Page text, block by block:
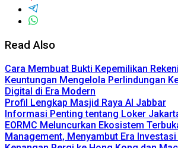
Read Also
Cara Membuat Bukti Kepemilikan
Keuntungan Mengelola Perlindungan
Digital di Era Modern
Profil Lengkap Masjid Raya Al Jabbar
Informasi Penting tentang Loker
EORMC Meluncurkan Ekosistem
Management, Menyambut Era Investasi